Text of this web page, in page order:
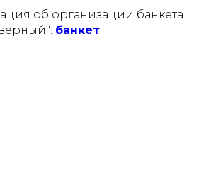
об организации банкета
банкет